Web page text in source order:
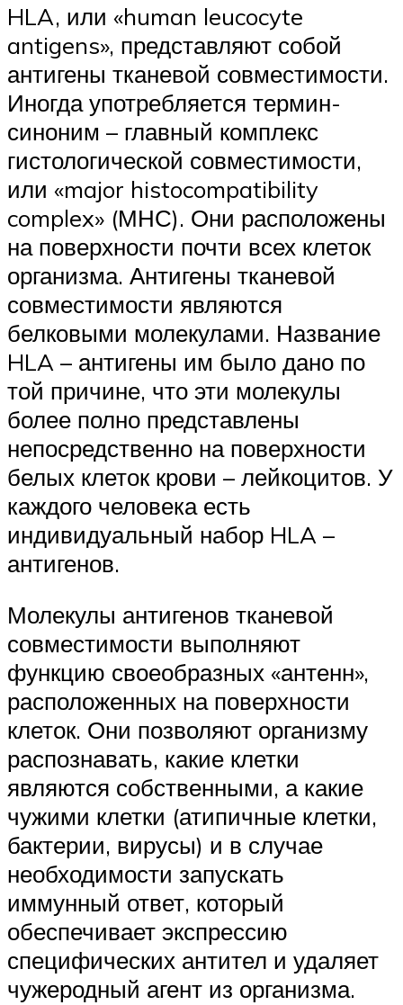
HLA, или «human leucocyte
antigens», представляют собой
антигены тканевой совместимости.
Иногда употребляется термин-
синоним – главный комплекс
гистологической совместимости,
или «major histocompatibility
complex» (МНС). Они расположены
на поверхности почти всех клеток
организма. Антигены тканевой
совместимости являются
белковыми молекулами. Название
HLA – антигены им было дано по
той причине, что эти молекулы
более полно представлены
непосредственно на поверхности
белых клеток крови – лейкоцитов. У
каждого человека есть
индивидуальный набор HLA –
антигенов.
Молекулы антигенов тканевой
совместимости выполняют
функцию своеобразных «антенн»,
расположенных на поверхности
клеток. Они позволяют организму
распознавать, какие клетки
являются собственными, а какие
чужими клетки (атипичные клетки,
бактерии, вирусы) и в случае
необходимости запускать
иммунный ответ, который
обеспечивает экспрессию
специфических антител и удаляет
чужеродный агент из организма.